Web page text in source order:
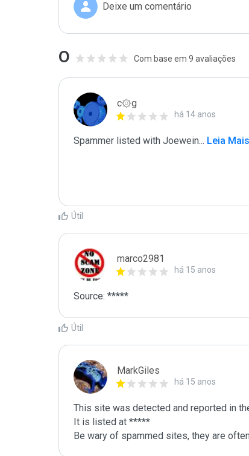
Deixe um comentário
0 Com base em 9 avaliações
c۞g
há 14 anos
Spammer listed with Joewein... Leia Mais
Útil
marco2981
há 15 anos
Útil
MarkGiles
há 15 anos
This site was detected and reported in
It is listed at *****
Be wary of spammed sites, they are